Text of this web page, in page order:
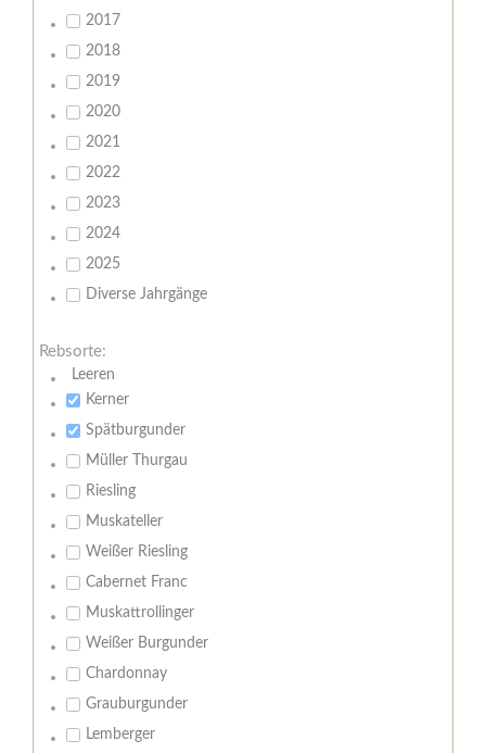
2017
2018
2019
2020
2021
2022
2023
2024
2025
Diverse Jahrgänge
Rebsorte:
Leeren
Kerner
Spätburgunder
Müller Thurgau
Riesling
Muskateller
Weißer Riesling
Cabernet Franc
Muskattrollinger
Weißer Burgunder
Chardonnay
Grauburgunder
Lemberger